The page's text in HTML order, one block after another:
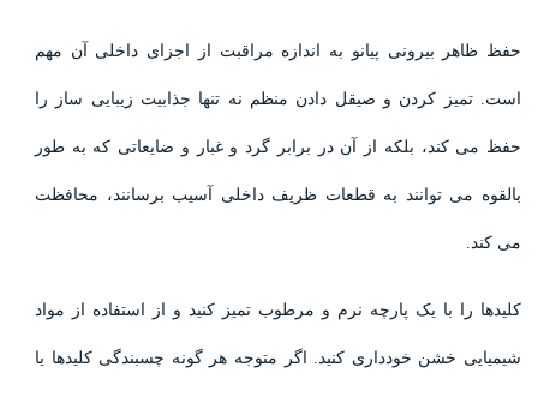
حفظ ظاهر بیرونی پیانو به اندازه مراقبت از اجزای داخلی آن مهم
است. تمیز کردن و صیقل دادن منظم نه تنها جذابیت زیبایی ساز را
حفظ می کند، بلکه از آن در برابر گرد و غبار و ضایعاتی که به طور
بالقوه می توانند به قطعات ظریف داخلی آسیب برسانند، محافظت
می کند.
کلیدها را با یک پارچه نرم و مرطوب تمیز کنید و از استفاده از مواد
شیمیایی خشن خودداری کنید. اگر متوجه هر گونه چسبندگی کلیدها یا